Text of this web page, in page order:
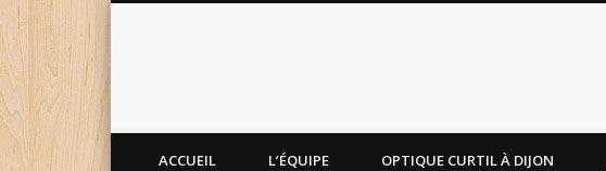
ACCUEIL L’ÉQUIPE OPTIQUE CURTIL À DIJON